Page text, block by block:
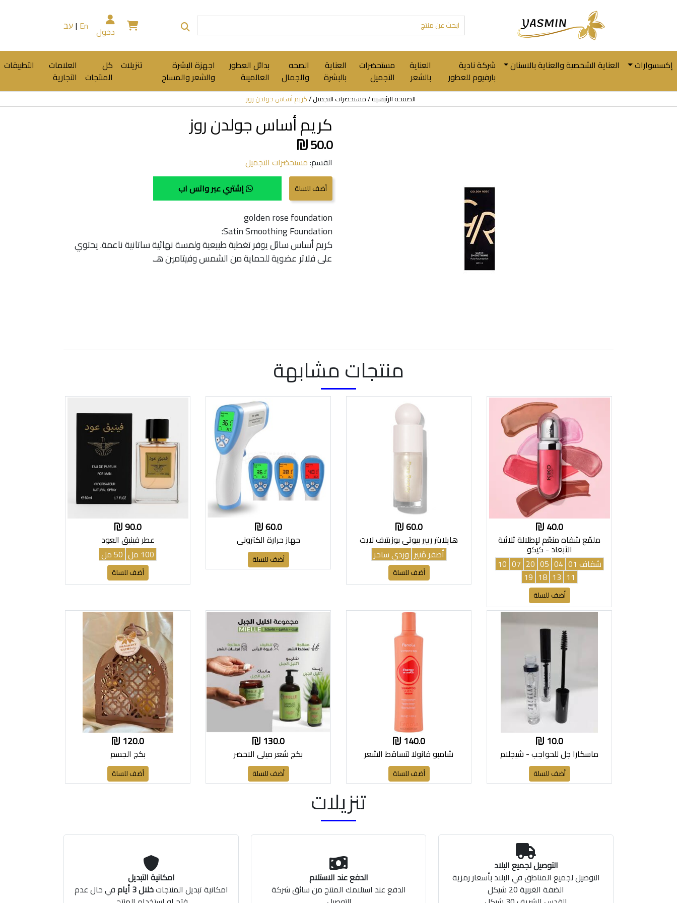
دخول En
|עב
إكسسوارات العناية الشخصية والعناية بالاسنان
شركة نادية
بارفيوم للعطور
العناية
بالشعر
مستحضرات
التجميل
العناية
بالبشرة
الصحه
والجمال
بدائل العطور
العالميىة
اجهزة البشرة
والشعر والمساج
تنزيلات كل
المنتجات
العلامات
التجارية
التطبيقات
الصفحة الرئيسية مستحضرات التجميل كريم أساس جولدن روز
كريم أساس جولدن روز
50.0
القسم:مستحضرات التجميل
إشتري عبر واتس اب
golden rose foundation
Satin Smoothing Foundation:
كريم أساس سائل يوفر تغطية طبيعية ولمسة نهائية ساتانية ناعمة. يحتوي
على فلاتر عضوية للحماية من الشمس وفيتامين هـ.
منتجات مشابهة
40.0
ملمّع شفاه منعّم لإطلالة ثلاثية
الأبعاد - كيكو
شفاف 01
04
05
20
07
10
11
13
18
19
أضف للسلة
60.0
هايلايتر ريير بيوتي بوزيتيف لايت
أصفر مُنير وردي ساحر
أضف للسلة
60.0
جهاز حرارة الكتروني
أضف للسلة
90.0
عطر فينيق العود
100 مل
50 مل
أضف للسلة
10.0
ماسكارا جل للحواجب - شيجلام
أضف للسلة
140.0
شامبو فانولا لتساقط الشعر
أضف للسلة
130.0
بكج شعر ميلي الاخضر
أضف للسلة
120.0
بكج الجسم
أضف للسلة
تنزيلات
التوصيل لجميع البلاد
التوصيل لجميع المناطق في البلاد بأسعار رمزية
الضفة الغربية 20 شيكل
الدفع عند الاستلام
الدفع عند استلامك المنتج من سائق شركة
امكانية التبديل
امكانية تبديل المنتجاتخلال 3 أيام
في حال عدم